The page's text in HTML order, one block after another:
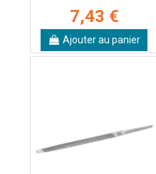
7,43 €
Ajouter au panier